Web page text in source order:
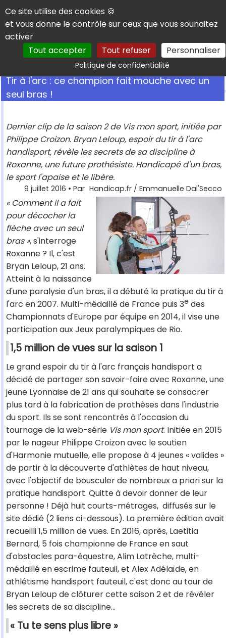
Panneau de gestion des cookies
Ce site utilise des cookies 🍪
et vous donne le contrôle sur ceux que vous souhaitez
activer
Tout accepter
Tout refuser Personnaliser
Politique de confidentialitéRechercher
Tir à l'arc : ce champion fait mouche avec un
seul bras !
Dernier clip de la saison 2 de Vis mon sport, initiée par
Philippe Croizon. Bryan Leloup, espoir du tir à l'arc
handisport, révèle les secrets de sa discipline à
Roxanne, une future prothésiste. Handicapé d'un bras,
le sport l'apaise et le libère.
9 juillet 2016 • Par Handicap.fr / Emmanuelle Dal'Secco
« Comment il a fait
pour décocher la
flèche avec un seul
bras », s'interroge
Roxanne ? Il, c'est
Bryan Leloup, 21 ans.
Atteint à la naissance
d'une paralysie d'un bras, il a débuté la pratique du tir à
l'arc en 2007. Multi-médaillé de France puis 3e des
Championnats d'Europe par équipe en 2014, il vise une
participation aux Jeux paralympiques de Rio.
1,5 million de vues sur la saison 1
Le grand espoir du tir à l'arc français handisport a
décidé de partager son savoir-faire avec Roxanne, une
jeune Lyonnaise de 21 ans qui souhaite se consacrer
plus tard à la fabrication de prothèses dans l'industrie
du sport. Ils se sont rencontrés à l'occasion du
tournage de la web-série Vis mon sport. Initiée en 2015
par le nageur Philippe Croizon avec le soutien
d'Harmonie mutuelle, elle propose à 4 jeunes « valides »
de partir à la découverte d'athlètes de haut niveau,
avec l'objectif de bousculer de nombreux a priori sur la
pratique handisport. Quitte à devoir donner de leur
personne ! Déjà huit courts-métrages, diffusés sur le
site dédié (2 liens ci-dessous). La première édition avait
recueilli 1,5 million de vues. En 2016, après, Laetitia
Bernard, 5 fois championne de France en saut
d'obstacles para-équestre, Alim Latrèche, multi-
médaillé en escrime fauteuil, et Alex Adélaïde, en
athlétisme handisport fauteuil, c'est donc au tour de
Bryan Leloup de clôturer cette saison 2 et de révéler
les secrets de sa discipline...
« Tu te sens plus libre »